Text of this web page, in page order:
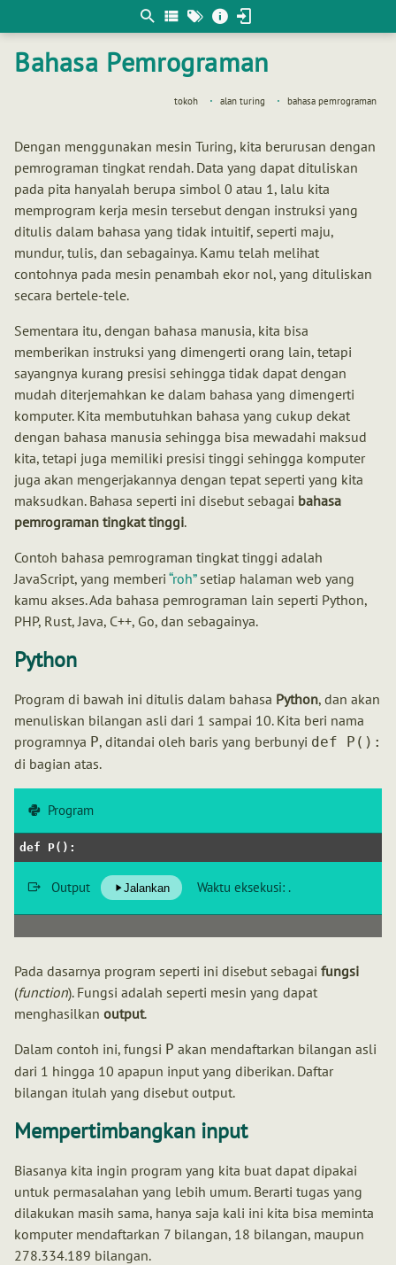
Bahasa Pemrograman
tokoh alan turing bahasa pemrograman
Dengan menggunakan mesin Turing, kita berurusan dengan
pemrograman tingkat rendah. Data yang dapat dituliskan
pada pita hanyalah berupa simbol 0 atau 1, lalu kita
memprogram kerja mesin tersebut dengan instruksi yang
ditulis dalam bahasa yang tidak intuitif, seperti maju,
mundur, tulis, dan sebagainya. Kamu telah melihat
contohnya pada mesin penambah ekor nol, yang dituliskan
secara bertele-tele.
Sementara itu, dengan bahasa manusia, kita bisa
memberikan instruksi yang dimengerti orang lain, tetapi
sayangnya kurang presisi sehingga tidak dapat dengan
mudah diterjemahkan ke dalam bahasa yang dimengerti
komputer. Kita membutuhkan bahasa yang cukup dekat
dengan bahasa manusia sehingga bisa mewadahi maksud
kita, tetapi juga memiliki presisi tinggi sehingga komputer
juga akan mengerjakannya dengan tepat seperti yang kita
maksudkan. Bahasa seperti ini disebut sebagai bahasa
pemrograman tingkat tinggi.
Contoh bahasa pemrograman tingkat tinggi adalah
JavaScript, yang memberi roh setiap halaman web yang
kamu akses. Ada bahasa pemrograman lain seperti Python,
PHP, Rust, Java, C++, Go, dan sebagainya.
Python
Program di bawah ini ditulis dalam bahasa Python, dan akan
menuliskan bilangan asli dari 1 sampai 10. Kita beri nama
programnya P, ditandai oleh baris yang berbunyi def P():
di bagian atas.
Program
def P( ):
Output Jalankan Waktu eksekusi: .
Pada dasarnya program seperti ini disebut sebagai fungsi
(function). Fungsi adalah seperti mesin yang dapat
menghasilkan output.
Dalam contoh ini, fungsi P akan mendaftarkan bilangan asli
dari 1 hingga 10 apapun input yang diberikan. Daftar
bilangan itulah yang disebut output.
Mempertimbangkan input
Biasanya kita ingin program yang kita buat dapat dipakai
untuk permasalahan yang lebih umum. Berarti tugas yang
dilakukan masih sama, hanya saja kali ini kita bisa meminta
komputer mendaftarkan 7 bilangan, 18 bilangan, maupun
278.334.189 bilangan.
matematis